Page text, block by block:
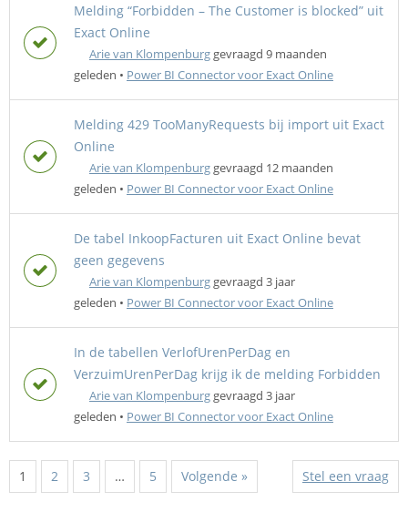
Melding “Forbidden – The Customer is blocked” uit
Exact Online
Arie van Klompenburg gevraagd 9 maanden
geleden • Power BI Connector voor Exact Online
Melding 429 TooManyRequests bij import uit Exact
Online
Arie van Klompenburg gevraagd 12 maanden
geleden • Power BI Connector voor Exact Online
De tabel InkoopFacturen uit Exact Online bevat
geen gegevens
Arie van Klompenburg gevraagd 3 jaar
geleden • Power BI Connector voor Exact Online
In de tabellen VerlofUrenPerDag en
VerzuimUrenPerDag krijg ik de melding Forbidden
Arie van Klompenburg gevraagd 3 jaar
geleden • Power BI Connector voor Exact Online
1 2 3 … 5 Volgende » Stel een vraag